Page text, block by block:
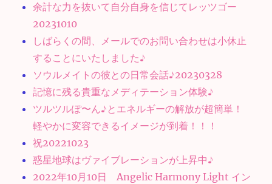
余計な力を抜いて自分自身を信じてレッツゴー
20231010
しばらくの間、メールでのお問い合わせは小休止
することにいたしました♪
ソウルメイトの彼との日常会話♪20230328
記憶に残る貴重なメディテーション体験♪
ツルツルぽ〜ん♪とエネルギーの解放が超簡単！
軽やかに変容できるイメージが到着！！！
祝20221023
惑星地球はヴァイブレーションが上昇中♪
2022年10月10日 Angelic Harmony Light イン